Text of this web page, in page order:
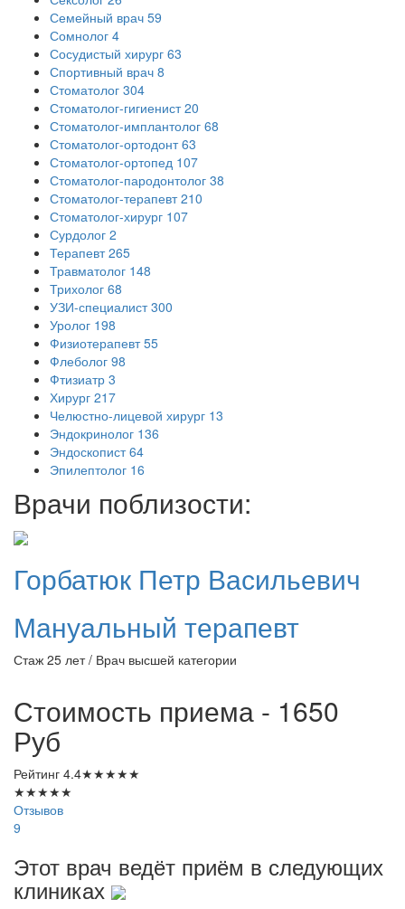
Семейный врач 59
Сомнолог 4
Сосудистый хирург 63
Спортивный врач 8
Стоматолог 304
Стоматолог-гигиенист 20
Стоматолог-имплантолог 68
Стоматолог-ортодонт 63
Стоматолог-ортопед 107
Стоматолог-пародонтолог 38
Стоматолог-терапевт 210
Стоматолог-хирург 107
Сурдолог 2
Терапевт 265
Травматолог 148
Трихолог 68
УЗИ-специалист 300
Уролог 198
Физиотерапевт 55
Флеболог 98
Фтизиатр 3
Хирург 217
Челюстно-лицевой хирург 13
Эндокринолог 136
Эндоскопист 64
Эпилептолог 16
Врачи поблизости:
Горбатюк Петр Васильевич
Мануальный терапевт
Стаж 25 лет / Врач высшей категории
Стоимость приема - 1650
Руб
Рейтинг 4.4★★★★★
★★★★★
Отзывов
9
Этот врач ведёт приём в следующих
клиниках